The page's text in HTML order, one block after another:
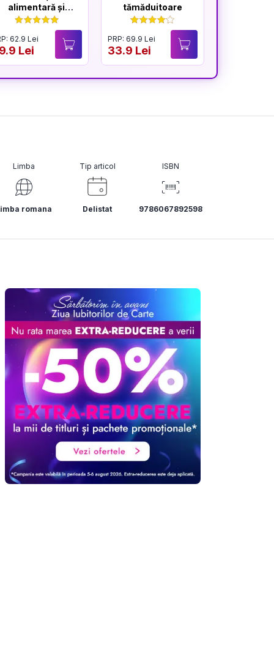
alimentară și
sănătatea inimii
62.9 Lei
Lei
tămăduitoare
PRP: 69.9 Lei
33.9 Lei
Limba
romana
Tip articol
Delistat
ISBN
9786067892598